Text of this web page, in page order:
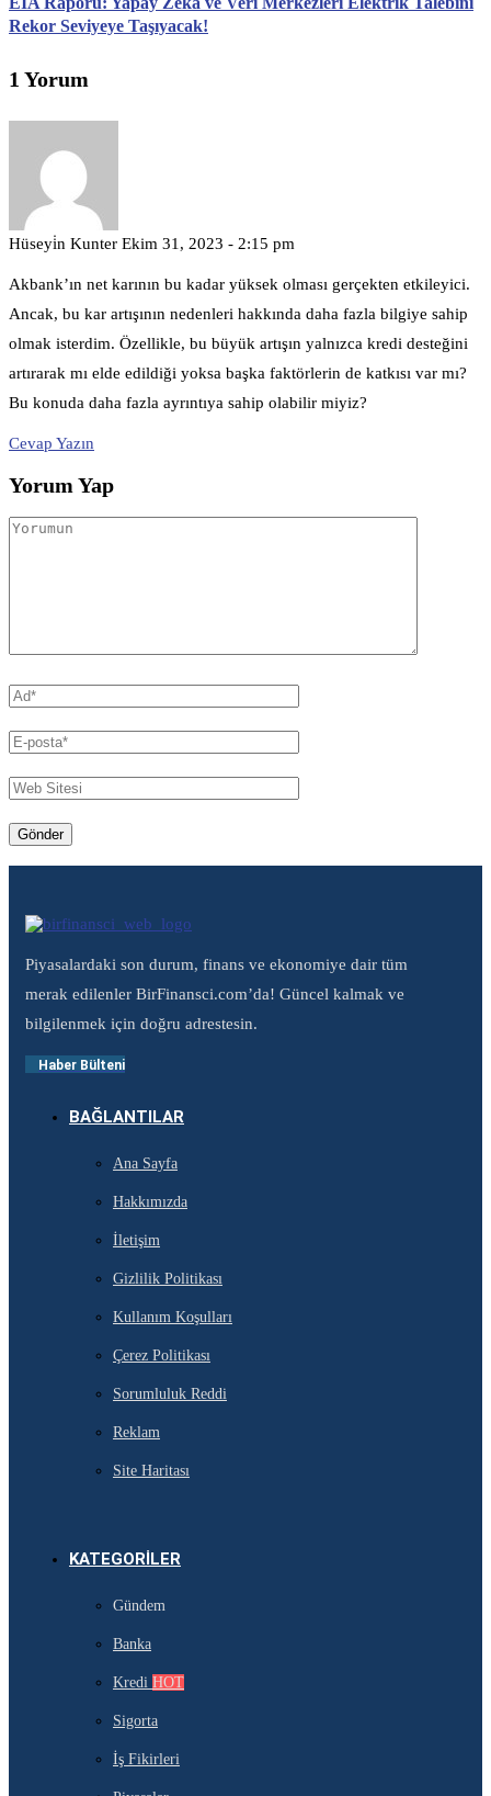
Rekor Seviyeye Taşıyacak!
1 Yorum
Hüseyi̇n Kunter Ekim 31, 2023 - 2:15 pm
Akbank’ın net karının bu kadar yüksek olması gerçekten etkileyici.
Ancak, bu kar artışının nedenleri hakkında daha fazla bilgiye sahip
olmak isterdim. Özellikle, bu büyük artışın yalnızca kredi desteğini
artırarak mı elde edildiği yoksa başka faktörlerin de katkısı var mı?
Bu konuda daha fazla ayrıntıya sahip olabilir miyiz?
Cevap Yazın
Yorum Yap
Piyasalardaki son durum, finans ve ekonomiye dair tüm
merak edilenler BirFinansci.com’da! Güncel kalmak ve
bilgilenmek için doğru adrestesin.
Haber Bülteni
BAĞLANTILAR
Ana Sayfa
Hakkımızda
İletişim
Gizlilik Politikası
Kullanım Koşulları
Çerez Politikası
Sorumluluk Reddi
Reklam
Site Haritası
KATEGORILER
Gündem
Banka
Kredi HOT
Sigorta
İş Fikirleri